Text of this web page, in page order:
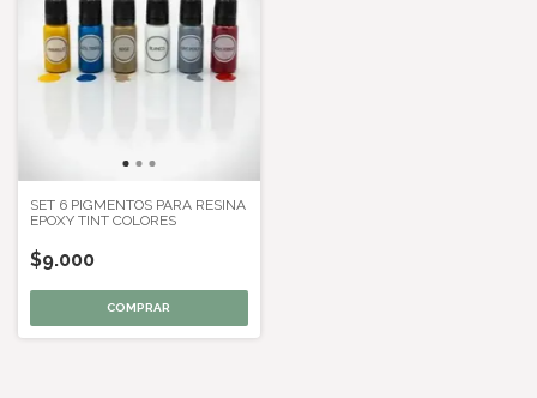
SET 6 PIGMENTOS PARA RESINA
EPOXY TINT COLORES
$9.000